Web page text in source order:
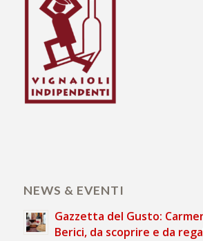
NEWS & EVENTI
Gazzetta del Gusto:
Berici, da scoprire e da